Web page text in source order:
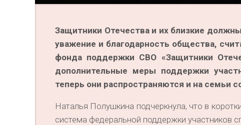
Защитники Отечества и их близкие
уважение и благодарность общества,
фонда поддержки СВО «Защитники
дополнительные меры поддержки
теперь они распространяются и на семьи
Наталья Полушкина подчеркнула, что в
система федеральной поддержки участников